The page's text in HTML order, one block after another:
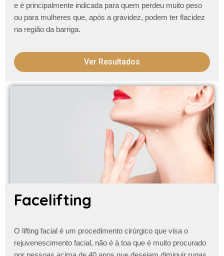
e é principalmente indicada para quem perdeu muito peso
ou para mulheres que, após a gravidez, podem ter flacidez
na região da barriga.
Ver Resultados
Facelifting
O lifting facial é um procedimento cirúrgico que visa o
rejuvenescimento facial, não é à toa que é muito procurado